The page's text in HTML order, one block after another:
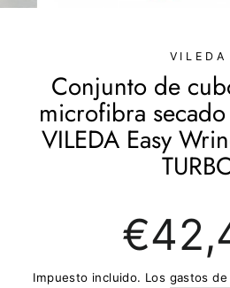
VILEDA
Conjunto de
microfibra
VILEDA Easy
regular
Impuesto incluido. Los gastos